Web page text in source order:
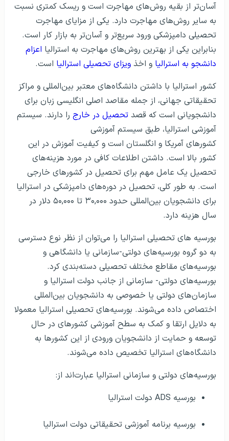
آسان‌تر از بقیه روش‌های مهاجرت است و ریسک کمتری نسبت
به سایر روش‌های مهاجرت دارد. یکی از مزایای مهاجرت
تحصیلی دامپزشکی ورود سریع‌تر و آسان‌تر به بازار کار است.
بنابراین یکی از بهترین روش‌های مهاجرت به استرالیا اعزام
دانشجو به استرالیا و اخذ ویزای تحصیلی استرالیا است.
کشور استرالیا با داشتن دانشگاه‌های معتبر بین‌المللی و مراکز
تحقیقاتی جهانی، از جمله مقاصد اصلی انگلیسی زبان برای
دانشجویانی است که قصد تحصیل در خارج را دارند. سیستم
آموزشی استرالیا، طبق سیستم آموزشی
کشورهای آمریکا و انگلستان است و کیفیت آموزش در این
کشور بالا است. داشتن اطلاعات کافی در مورد هزینه‌های
تحصیل یک عامل مهم برای تحصیل در کشورهای خارجی
است. به طور کلی، تحصیل در دوره‌های دامپزشکی در استرالیا
برای دانشجویان بین‌المللی حدود ۳۰,۰۰۰ تا ۵۰,۰۰۰ دلار در
سال هزینه دارد.
بورسیه های تحصیلی استرالیا را می‌توان از نظر نوع دسترسی
به دو گروه بورسیه‌های دولتی-سازمانی یا دانشگاهی و
بورسیه‌های مقاطع مختلف تحصیلی دسته‌بندی کرد.
بورسیه‌های دولتی- سازمانی از جانب دولت استرالیا و
سازمان‌های دولتی یا خصوصی به دانشجویان بین‌المللی
اختصاص داده می‌شوند. بورسیه‌های تحصیلی استرالیا معمولا
به دلایل ارتقا و کمک به سطح آموزشی کشورهای در حال
توسعه و حمایت از دانشجویان ورودی از این کشور‌ها به
دانشگاه‌های استرالیا تخصیص داده می‌شوند.
بورسیه‌های دولتی و سازمانی استرالیا عبارت‌اند از:
بورسیه ADS دولت استرالیا
بورسیه برنامه آموزشی تحقیقاتی دولت استرالیا